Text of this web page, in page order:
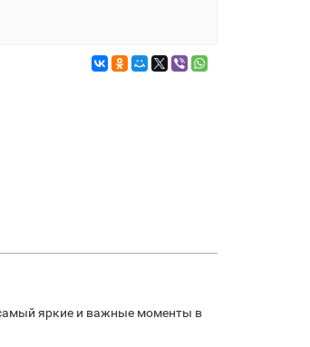
яркие и важные моменты в